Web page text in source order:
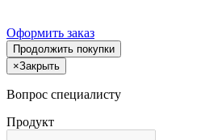
Оформить заказ
Продолжить покупки
×Закрыть
Вопрос специалисту
Продукт